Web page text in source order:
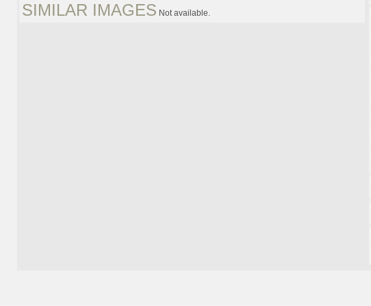
SIMILAR IMAGES Not available.